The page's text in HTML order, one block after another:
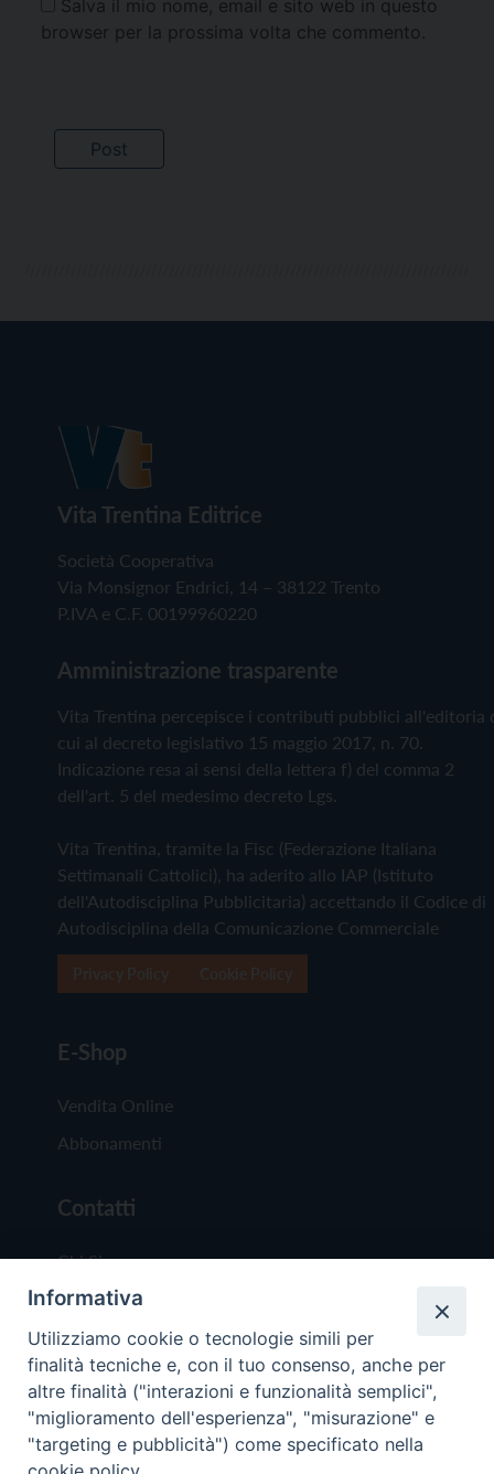
Salva il mio nome, email e sito web in questo
browser per la prossima volta che commento.
Vita Trentina Editrice
Società Cooperativa
Via Monsignor Endrici, 14 – 38122 Trento
P.IVA e C.F. 00199960220
Amministrazione trasparente
Vita Trentina percepisce i contributi pubblici all'editoria
cui al decreto legislativo 15 maggio 2017, n. 70.
Indicazione resa ai sensi della lettera f) del comma 2
dell'art. 5 del medesimo decreto Lgs.
Vita Trentina, tramite la Fisc (Federazione Italiana
Settimanali Cattolici), ha aderito allo IAP (Istituto
dell'Autodisciplina Pubblicitaria) accettando il Codice di
Autodisciplina della Comunicazione Commerciale
E-Shop
Vendita Online
Abbonamenti
Contatti
Chi Siamo
Redazione
Scrivici
Informativa
Utilizziamo cookie o tecnologie simili per
finalità tecniche e, con il tuo consenso, anche per
altre finalità ("interazioni e funzionalità semplici",
"miglioramento dell'esperienza", "misurazione" e
"targeting e pubblicità") come specificato nella